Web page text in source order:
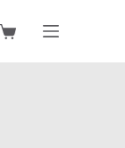
Carro